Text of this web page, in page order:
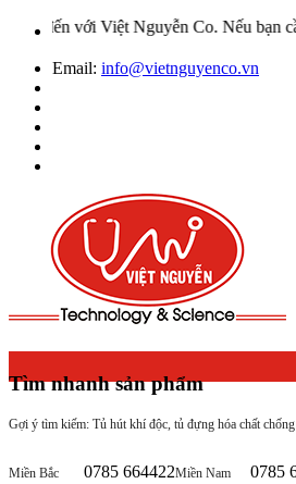
với Việt Nguyễn Co. Nếu bạn cần giúp
Email: info@vietnguyenco.vn
Tìm nhanh sản phẩm
Gợi ý tìm kiếm: Tủ hút khí độc, tủ đựng hóa chất chống
Miền Bắc 0785 664422Miền Nam 0785